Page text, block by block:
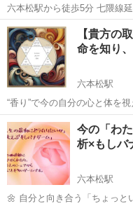
六本松駅から徒歩5分 七隈線延伸で博多駅からも便利にアクセス 出来
るようになりました ★★ハレホオラで人気のヘッドマッサージを１日
で取得出来ま
福岡 福岡市 六本松駅
【貴方の
命を知り
六本松駅
“香り”で今の自分の心と体を
世のあなたの役割を読み解く。 この２つのメソッドで、 自分の「
福岡 福岡市 六本松駅
今の「わ
析×もしバ
六本松駅
🌼 自分と向き合う「ちょっとい